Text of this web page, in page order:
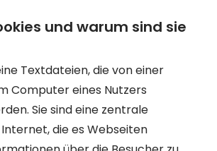
und warum sind sie
Textdateien, die von einer
Computer eines Nutzers
Sie sind eine zentrale
die es Webseiten